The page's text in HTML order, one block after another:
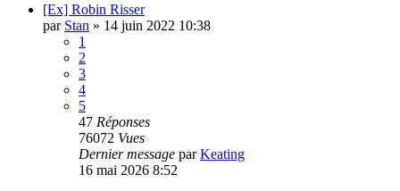
[Ex] Robin Risser
par Stan » 14 juin 2022 10:38
1
2
3
4
5
47 Réponses
76072 Vues
Dernier message parKeating
16 mai 2026 8:52